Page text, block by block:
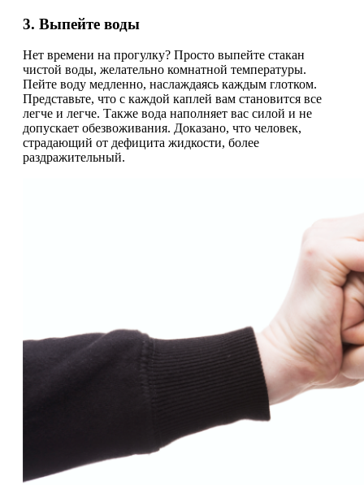
3. Выпейте воды
Нет времени на прогулку? Просто выпейте стакан
чистой воды, желательно комнатной температуры.
Пейте воду медленно, наслаждаясь каждым глотком.
Представьте, что с каждой каплей вам становится все
легче и легче. Также вода наполняет вас силой и не
допускает обезвоживания. Доказано, что человек,
страдающий от дефицита жидкости, более
раздражительный.